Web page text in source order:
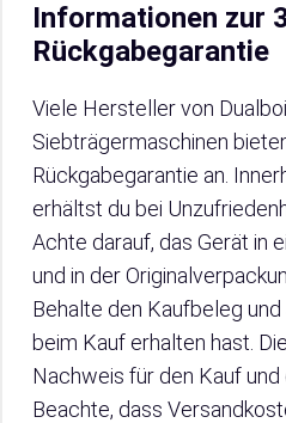
Informationen zur
Rückgabegarantie
Viele Hersteller von
Siebträgermaschinen
Rückgabegarantie an.
erhältst du bei
Achte darauf, das Gerät in
und in der
Behalte den Kaufbeleg
beim Kauf erhalten hast.
Nachweis für den Kauf und
Beachte, dass